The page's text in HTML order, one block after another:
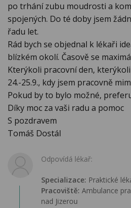
po trhání zubu moudrosti a
spojených. Do té doby jsem
řadu let.
Rád bych se objednal k lékaři
blízkém okolí. Časově se
Kterýkoli pracovní den,
24.-25.9., kdy jsem pracovně
Pokud by to bylo možné,
Díky moc za vaši radu a pomoc
S pozdravem
Tomáš Dostál
Odpovídá lékař:
Specializace: Praktické
Pracoviště: Ambulance
nad Jizerou